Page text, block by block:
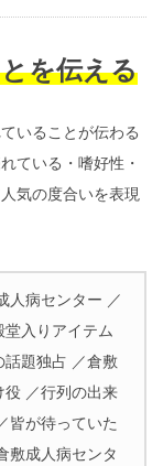
を伝える
いることが伝わる
ている・嗜好性・
気の度合いを表現
人病センター ／
入りアイテム
話題独占 ／倉敷
役 ／行列の出来
皆が待っていた
敷成人病センタ